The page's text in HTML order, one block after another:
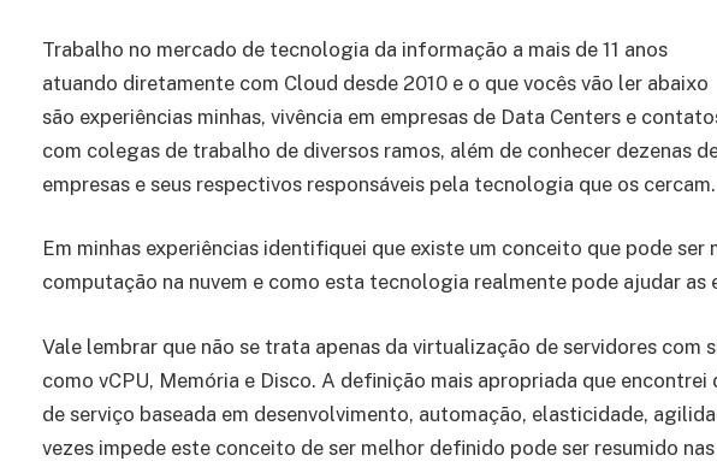
Trabalho no mercado de tecnologia da informação a mais de 11 anos
atuando diretamente com Cloud desde 2010 e o que vocês vão ler abaixo
são experiências minhas, vivência em empresas de Data Centers e
com colegas de trabalho de diversos ramos, além de conhecer dezenas
empresas e seus respectivos responsáveis pela tecnologia que os cercam.
Em minhas experiências identifiquei que existe um conceito que pode
computação na nuvem e como esta tecnologia realmente pode ajudar as
Vale lembrar que não se trata apenas da virtualização de servidores com
como vCPU, Memória e Disco. A definição mais apropriada que
de serviço baseada em desenvolvimento, automação, elasticidade,
vezes impede este conceito de ser melhor definido pode ser resumido